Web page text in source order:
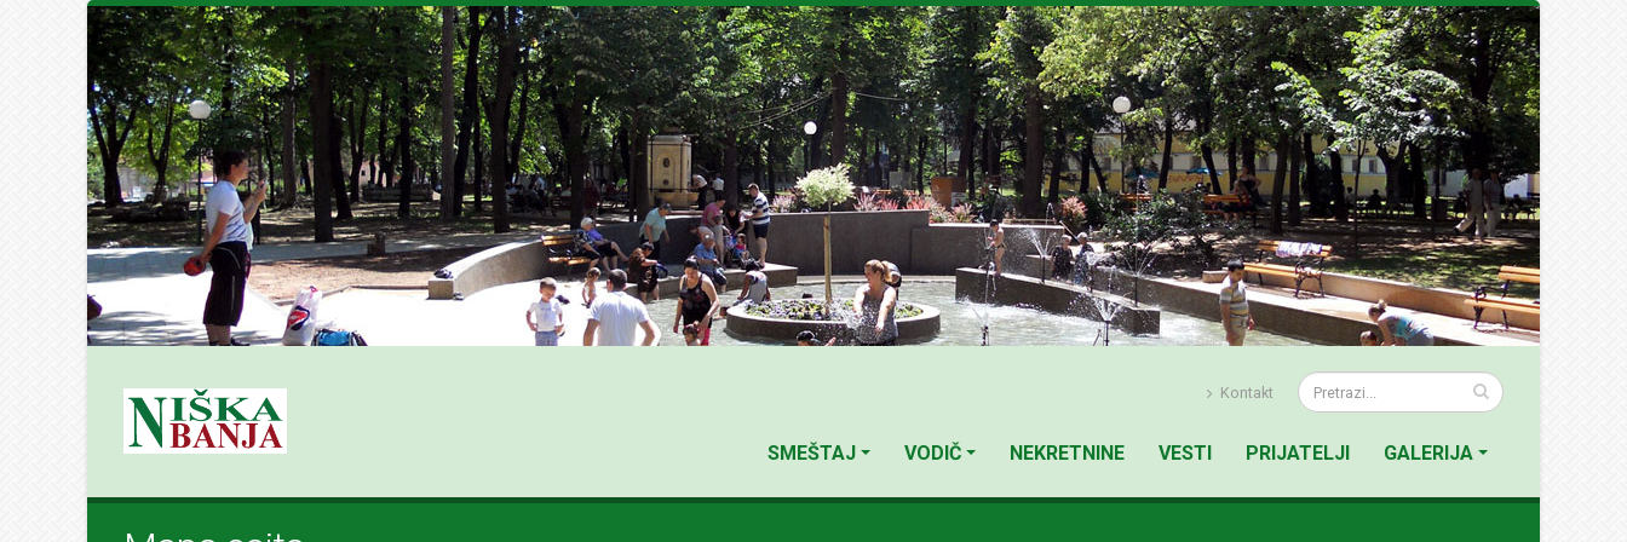
Kontakt
SMEŠTAJ VODIČ NEKRETNINE VESTI PRIJATELJI GALERIJA